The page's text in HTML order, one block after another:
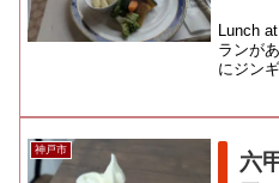
Lunch
ランが
にジン
と、
神戸市
六